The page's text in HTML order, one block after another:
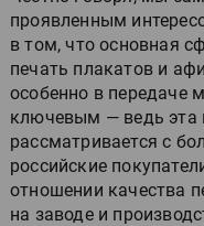
проявленным
в том, что основная
печать плакатов и
особенно в передаче
ключевым — ведь эта
рассматривается с
российские
отношении качества
на заводе и